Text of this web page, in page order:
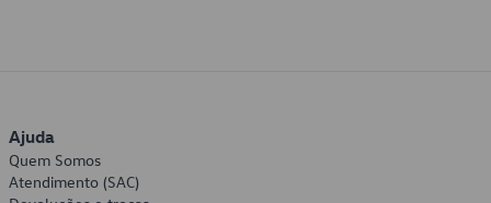
Ajuda
Quem Somos
Atendimento (SAC)